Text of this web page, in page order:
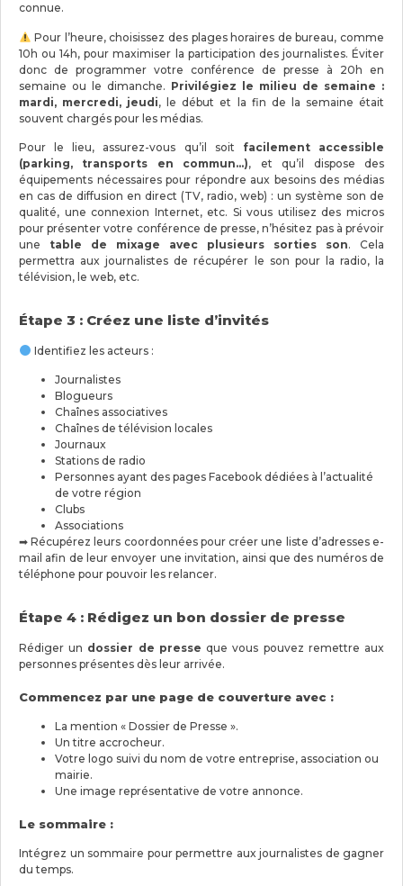
connue.
Pour l’heure, choisissez des plages horaires de bureau, comme
10h ou 14h, pour maximiser la participation des journalistes. Éviter
donc de programmer votre conférence de presse à 20h en
semaine ou le dimanche. Privilégiez le milieu de semaine :
mardi, mercredi, jeudi, le début et la fin de la semaine était
souvent chargés pour les médias.
Pour le lieu, assurez-vous qu’il soit facilement accessible
(parking, transports en commun…), et qu’il dispose des
équipements nécessaires pour répondre aux besoins des médias
en cas de diffusion en direct (TV, radio, web) : un système son de
qualité, une connexion Internet, etc. Si vous utilisez des micros
pour présenter votre conférence de presse, n’hésitez pas à prévoir
une table de mixage avec plusieurs sorties son. Cela
permettra aux journalistes de récupérer le son pour la radio, la
télévision, le web, etc.
Étape 3 : Créez une liste d’invités
Identifiez les acteurs :
Journalistes
Blogueurs
Chaînes associatives
Chaînes de télévision locales
Journaux
Stations de radio
Personnes ayant des pages Facebook dédiées à l’actualité
de votre région
Clubs
Associations
➡ Récupérez leurs coordonnées pour créer une liste d’adresses e-
mail afin de leur envoyer une invitation, ainsi que des numéros de
téléphone pour pouvoir les relancer.
Étape 4 : Rédigez un bon dossier de presse
Rédiger un dossier de presse que vous pouvez remettre aux
personnes présentes dès leur arrivée.
Commencez par une page de couverture avec :
La mention « Dossier de Presse ».
Un titre accrocheur.
Votre logo suivi du nom de votre entreprise, association ou
mairie.
Une image représentative de votre annonce.
Le sommaire :
Intégrez un sommaire pour permettre aux journalistes de gagner
du temps.